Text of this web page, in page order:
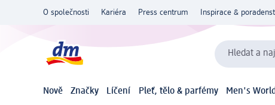
O společnosti Kariéra Press centrum Inspirace &
Hledat a
Nově Značky Líčení Pleť, tělo & parfémy Men's